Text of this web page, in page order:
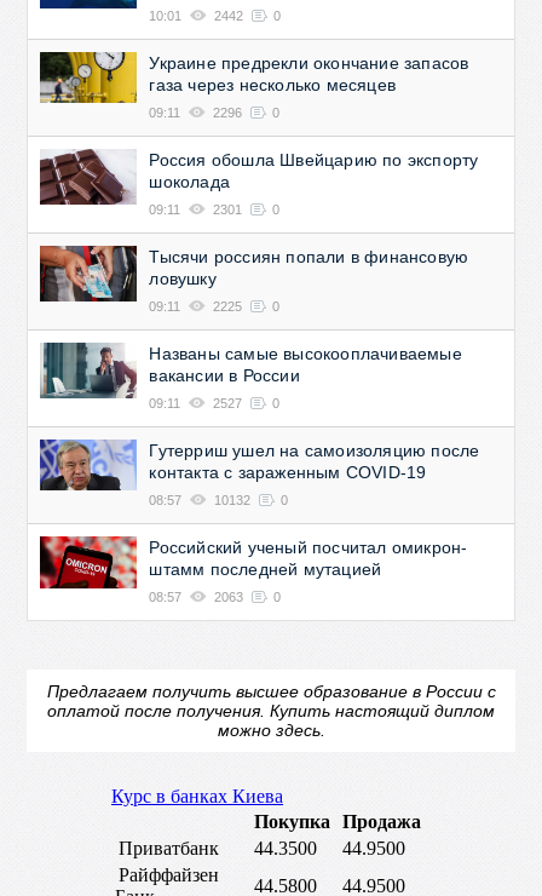
10:01 2442 0
Украине предрекли окончание запасов
газа через несколько месяцев
09:11 2296 0
Россия обошла Швейцарию по экспорту
шоколада
09:11 2301 0
Тысячи россиян попали в финансовую
ловушку
09:11 2225 0
Названы самые высокооплачиваемые
вакансии в России
09:11 2527 0
Гутерриш ушел на самоизоляцию после
контакта с зараженным COVID-19
08:57 10132 0
Российский ученый посчитал омикрон-
штамм последней мутацией
08:57 2063 0
Предлагаем получить высшее образование в России с
оплатой после получения. Купить настоящий диплом
можно здесь.